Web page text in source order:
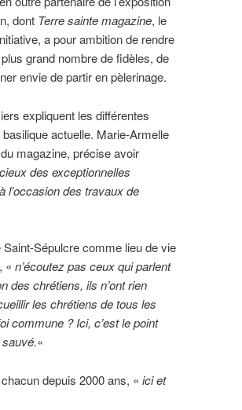
dont Terre sainte magazine, le
a pour ambition de rendre
grand nombre de fidèles, de
envie de partir en pèlerinage.
expliquent les différentes
actuelle. Marie-Armelle
magazine, précise avoir
des exceptionnelles
l’occasion des travaux de
Saint-Sépulcre comme lieu de vie
« n’écoutez pas ceux qui parlent
des chrétiens, ils n’ont rien
les chrétiens de tous les
commune ? Ici, c’est le point
«
depuis 2000 ans, « ici et